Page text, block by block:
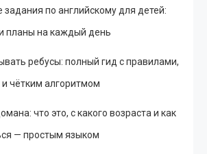
задания по английскому для детей:
планы на каждый день
ребусы: полный гид с правилами,
чётким алгоритмом
что это, с какого возраста и как
— простым языком